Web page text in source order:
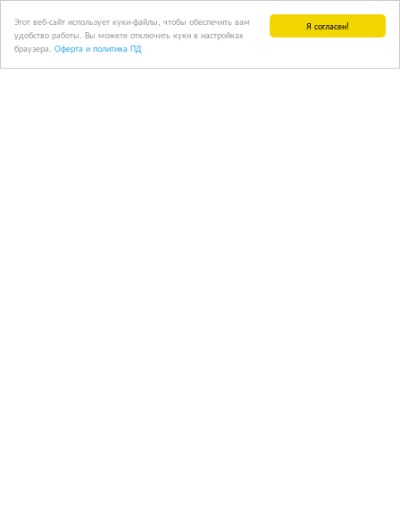
Я согласен!
Этот веб-сайт использует куки-файлы, чтобы обеспечить вам
удобство работы. Вы можете отключить куки в настройках
браузера. Оферта и политика ПД